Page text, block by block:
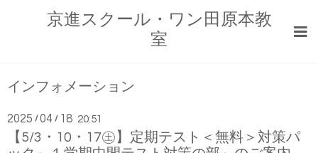
京進スクール・ワン田原本教
室
インフォメーション
2025 /04 / 18 20:51
【5/3・10・17㊏】定期テスト＜無料＞対策パ